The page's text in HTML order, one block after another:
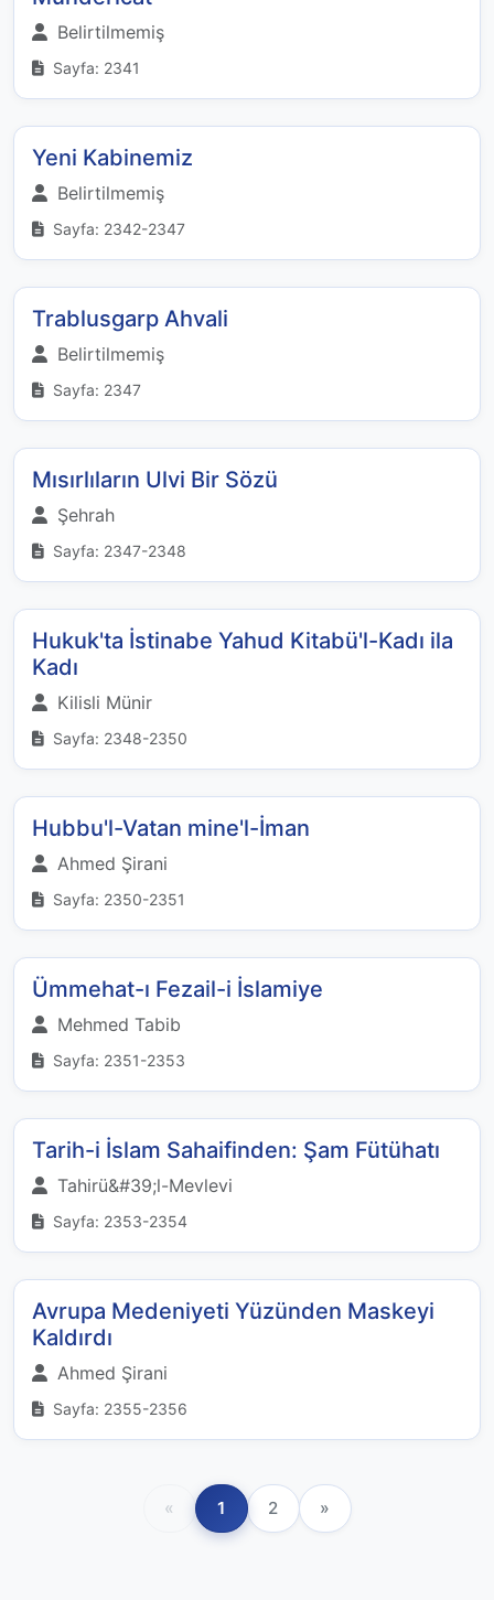
Belirtilmemiş
Sayfa: 2341
Yeni Kabinemiz
Belirtilmemiş
Sayfa: 2342-2347
Trablusgarp Ahvali
Belirtilmemiş
Sayfa: 2347
Mısırlıların Ulvi Bir Sözü
Şehrah
Sayfa: 2347-2348
Hukuk'ta İstinabe Yahud Kitabü'l-Kadı ila
Kadı
Kilisli Münir
Sayfa: 2348-2350
Hubbu'l-Vatan mine'l-İman
Ahmed Şirani
Sayfa: 2350-2351
Ümmehat-ı Fezail-i İslamiye
Mehmed Tabib
Sayfa: 2351-2353
Tarih-i İslam Sahaifinden: Şam Fütühatı
Tahirü&#39;l-Mevlevi
Sayfa: 2353-2354
Avrupa Medeniyeti Yüzünden Maskeyi
Kaldırdı
Ahmed Şirani
Sayfa: 2355-2356
« 1 2 »